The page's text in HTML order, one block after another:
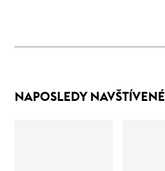
NAPOSLEDY NAVŠTÍVENÉ